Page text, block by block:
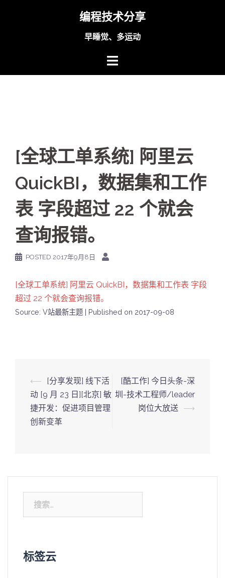
编程技术分享
早睡觉、多运动
[全球工单系统] 阿里云
QuickBI，数据集和工作
表 字段超过 22 个就会
查询报错。
POSTED 2017年9月8日
[全球工单系统] 阿里云 QuickBI，数据集和工作表 字段
超过 22 个就会查询报错。
Source: V站最新主题 Published on 2017-09-08
Post
navigation
⟵
[分享发现] 线下活
动 [9 月 23 日][北京] 敏
捷开发：促进项目管理
创新变革
[酷工作] 今日头条-深
圳-技术工程师/leader
岗位大放送 ⟶
索：
标签云